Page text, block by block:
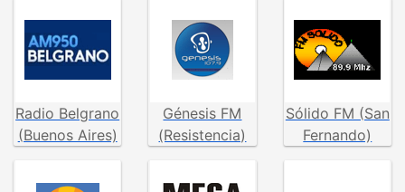
Radio Belgrano
(Buenos Aires)
Génesis FM
(Resistencia)
Sólido FM (San
Fernando)